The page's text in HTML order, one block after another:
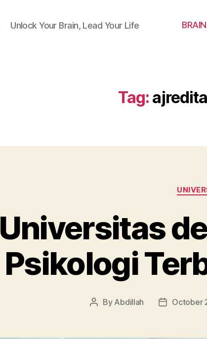
Unlock Your Brain, Lead Your Life
Tag:
Universitas
Psikologi
Post
By Abdillah
PostOctober